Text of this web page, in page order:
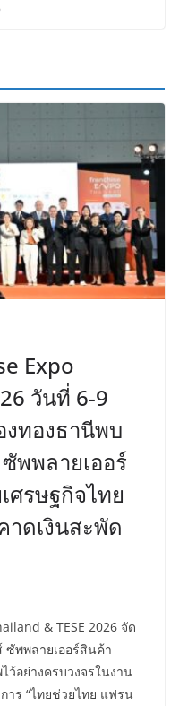
Expo
วันที่ 6-9
งทองธานีพบ
พพลายเออร์
ศรษฐกิจไทย
ดเงินสะพัด
& TESE 2026 จัด
พพลายเออร์สินค้า
ว้อย่างครบวงจรในงาน
าร “ไทยช่วยไทย แฟรน